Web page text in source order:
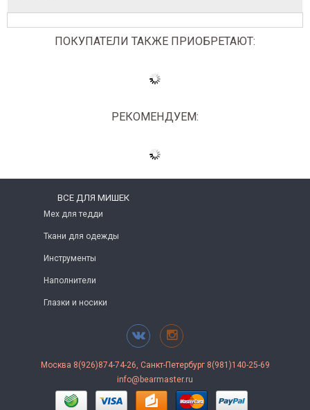
ПОКУПАТЕЛИ ТАКЖЕ ПРИОБРЕТАЮТ:
РЕКОМЕНДУЕМ:
ВСЕ ДЛЯ МИШЕК
Мех для тедди
Ткани для одежды
Инструменты
Наполнители
Глазки и носики
Москва 8(926)874-74-26, Санкт-Петербург 8(981)140-25-69
info@bearmaster.ru